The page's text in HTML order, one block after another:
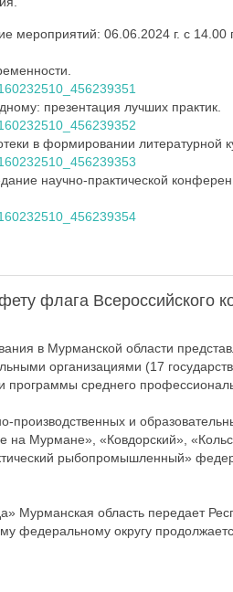
мероприятий: 06.06.2024 г. с 14.00
презентация лучших практик.
в формировании литературной
научно-практической
флага Всероссийского
в Мурманской области
организациями (17
среднего
производственных и
Мурмане», «Ковдорский»,
рыбопромышленный»
Мурманская область передает
федеральному округу